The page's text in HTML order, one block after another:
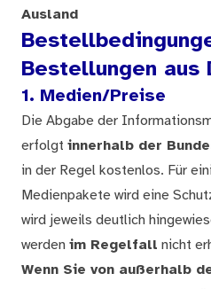
Ausland
Bestellungen aus
1. Medien/Preise
Die Abgabe der
erfolgt innerhalb der
in der Regel kostenlos. Für
Medienpakete wird eine
wird jeweils deutlich
werden im Regelfall nicht
Wenn Sie von außerhalb